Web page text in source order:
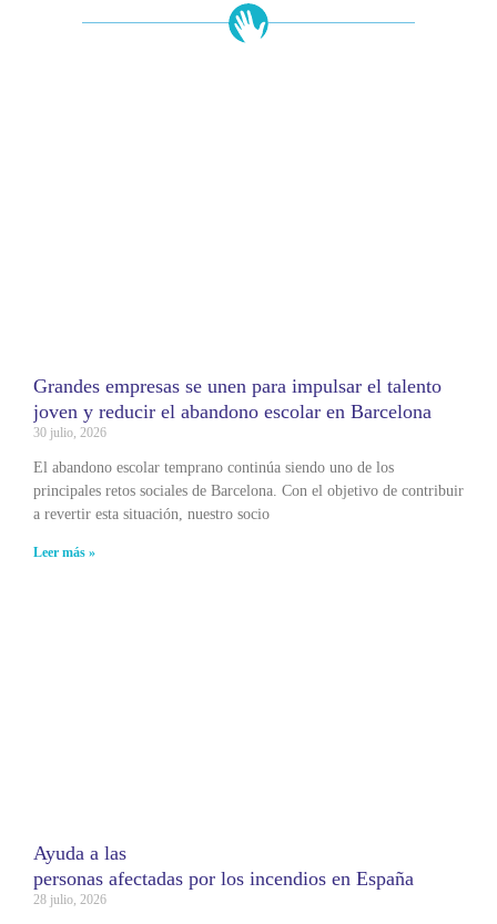
Grandes empresas se unen para impulsar el talento
joven y reducir el abandono escolar en Barcelona
30 julio, 2026
El abandono escolar temprano continúa siendo uno de los
principales retos sociales de Barcelona. Con el objetivo de contribuir
a revertir esta situación, nuestro socio
Leer más »
Ayuda a las
personas afectadas por los incendios en España
28 julio, 2026